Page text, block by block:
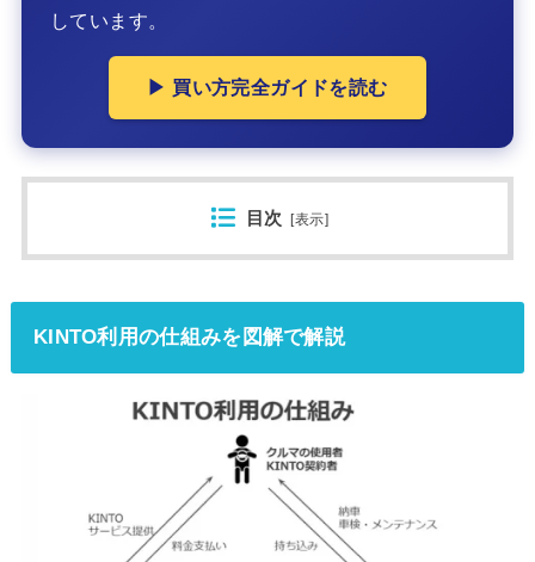
しています。
▶ 買い方完全ガイドを読む
目次 [表示]
KINTO利用の仕組みを図解で解説